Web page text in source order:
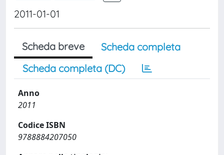
2011-01-01
Scheda breve
Scheda completa
Scheda completa (DC)
Anno
2011
Codice ISBN
9788884207050